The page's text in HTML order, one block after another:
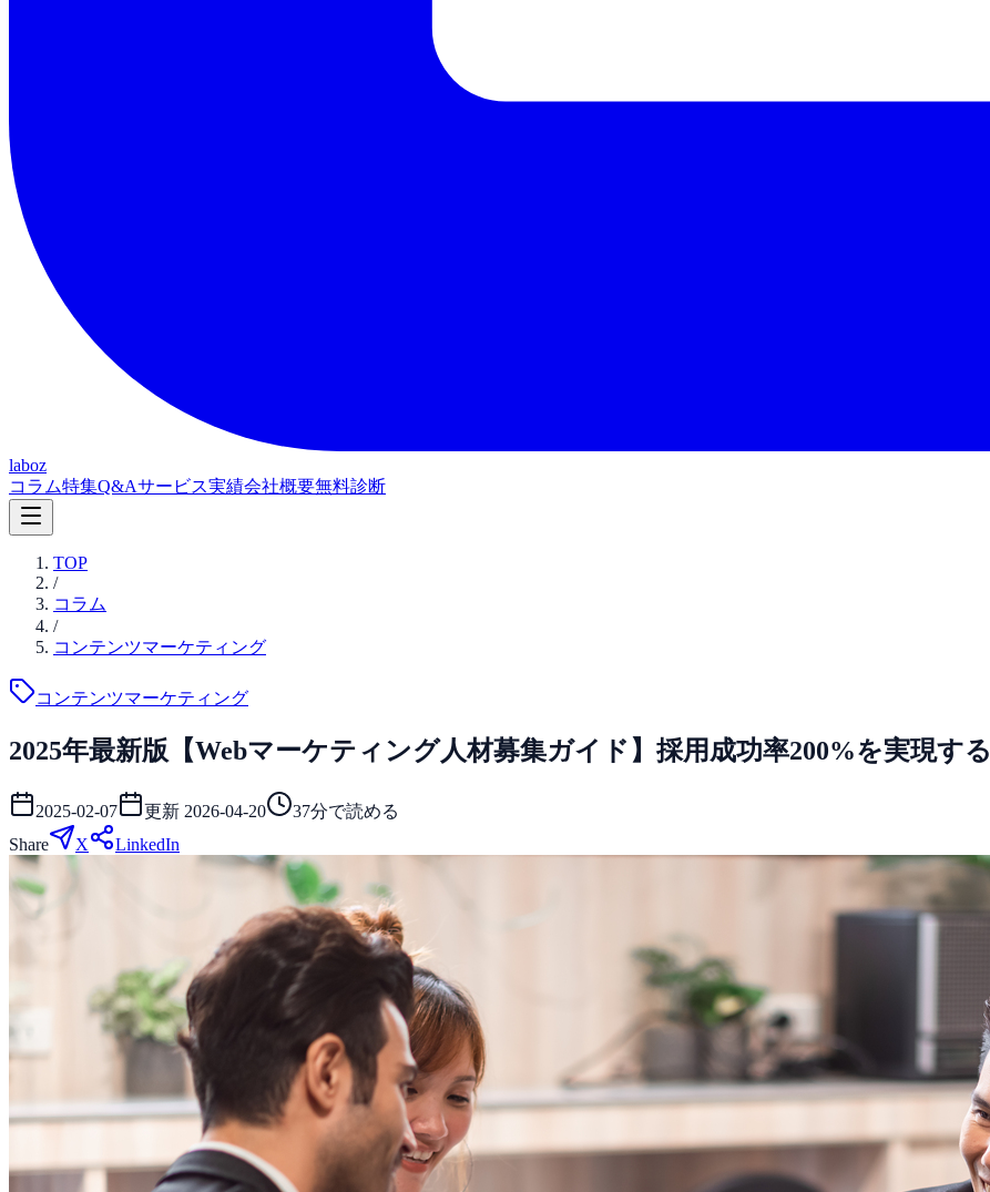
laboz
コラム特集Q&Aサービス実績会社概要無料診断
TOP
/
コラム
/
コンテンツマーケティング
コンテンツマーケティング
2025年最新版【Webマーケティング人材募集ガイド】採用成功率200%を実現する
2025-02-07 更新 2026-04-20 37分で読める
Share
X LinkedIn